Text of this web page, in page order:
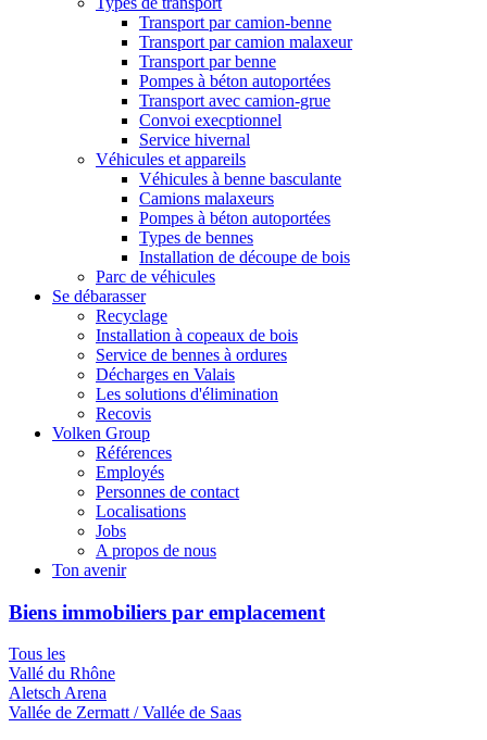
Transport par camion-benne
Transport par camion malaxeur
Transport par benne
Pompes à béton autoportées
Transport avec camion-grue
Convoi execptionnel
Service hivernal
Véhicules et appareils
Véhicules à benne basculante
Camions malaxeurs
Pompes à béton autoportées
Types de bennes
Installation de découpe de bois
Parc de véhicules
Se débarasser
Recyclage
Installation à copeaux de bois
Service de bennes à ordures
Décharges en Valais
Les solutions d'élimination
Recovis
Volken Group
Références
Employés
Personnes de contact
Localisations
Jobs
A propos de nous
Ton avenir
Biens immobiliers par emplacement
Tous les
Vallé du Rhône
Aletsch Arena
Vallée de Zermatt / Vallée de Saas